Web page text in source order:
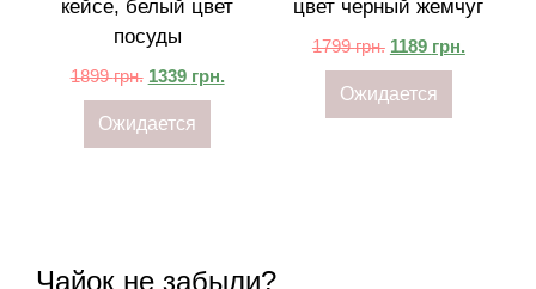
кейсе, белый цвет
посуды
1899грн. 1339 грн.
Ожидается
цвет черный жемчуг
1799грн. 1189 грн.
Ожидается
Чайок не забыли?